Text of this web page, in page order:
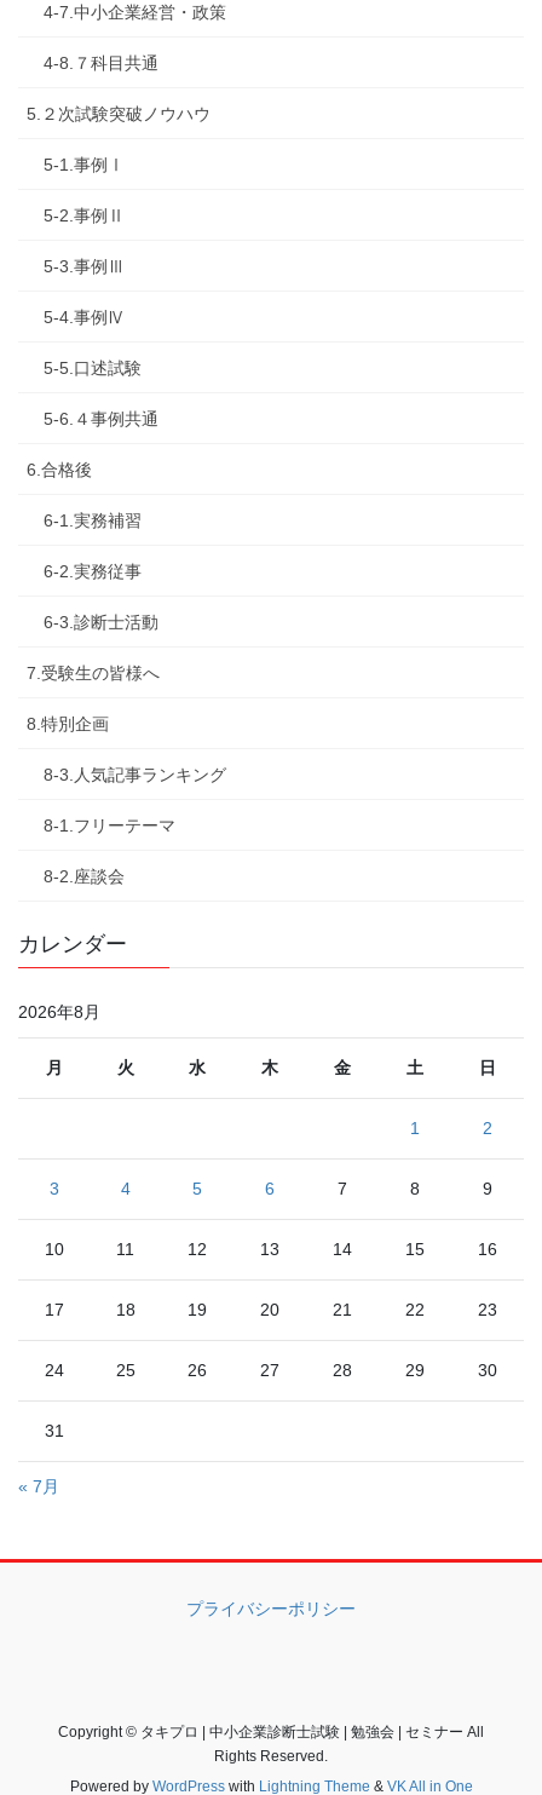
4-7.中小企業経営・政策
4-8.７科目共通
5.２次試験突破ノウハウ
5-1.事例Ⅰ
5-2.事例Ⅱ
5-3.事例Ⅲ
5-4.事例Ⅳ
5-5.口述試験
5-6.４事例共通
6.合格後
6-1.実務補習
6-2.実務従事
6-3.診断士活動
7.受験生の皆様へ
8.特別企画
8-3.人気記事ランキング
8-1.フリーテーマ
8-2.座談会
カレンダー
2026年8月
月 火 水 木 金 土 日
1 2
3 4 5 6 7 8 9
10 11 12 13 14 15 16
17 18 19 20 21 22 23
24 25 26 27 28 29 30
31
« 7月
プライバシーポリシー
Copyright © タキプロ | 中小企業診断士試験 | 勉強会 | セミナー All
Rights Reserved.
Powered by WordPresswith Lightning Theme & VK All in One